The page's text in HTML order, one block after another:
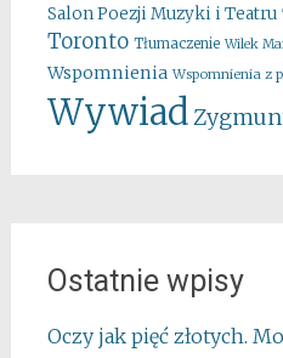
Salon Poezji Muzyki i Teatru
Toronto Tłumaczenie Wilek
Wspomnienia Wspomnienia z
Wywiad
Ostatnie wpisy
Oczy jak pięć złotych.